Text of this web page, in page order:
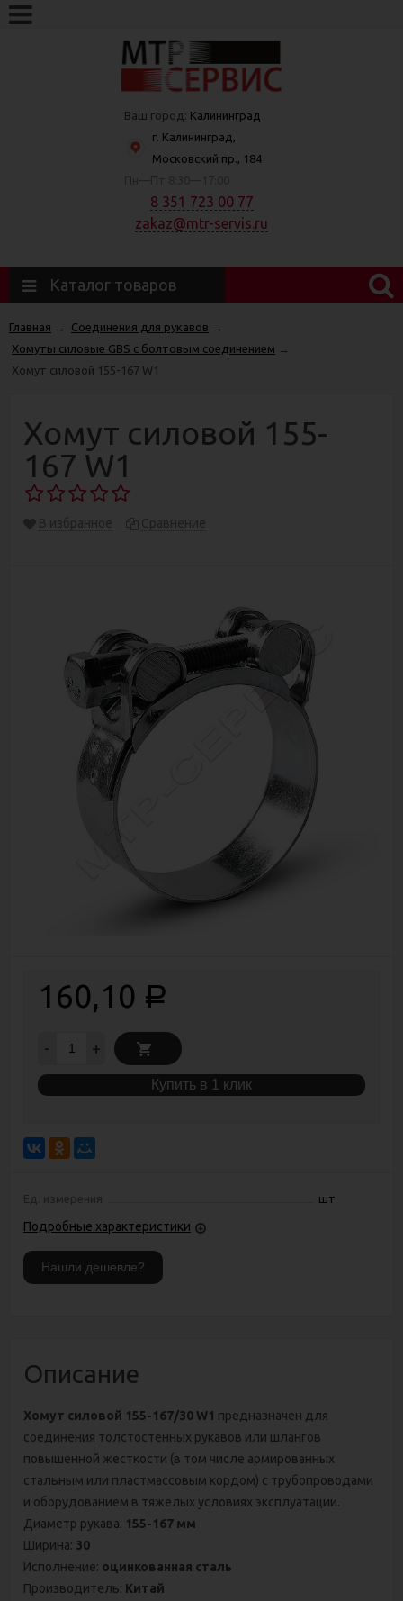
Ваш город: Калининград
г. Калининград,
Московский пр., 184
8 351 723 00 77
zakaz@mtr-servis.ru
Каталог товаров
Главная Соединения для рукавов
Хомуты силовые GBS с болтовым соединением
Хомут силовой 155-167 W1
Хомут силовой 155-
167 W1
160,10 Р
- +
Купить в 1 клик
Ед. измерения шт
Подробные характеристики
Описание
Хомут силовой 155-167/30 W1 предназначен для
соединения толстостенных рукавов или шлангов
повышенной жесткости (в том числе армированных
стальным или пластмассовым кордом) с трубопроводами
и оборудованием в тяжелых условиях эксплуатации.
Диаметр рукава: 155-167 мм
Ширина: 30
Исполнение: оцинкованная сталь
Производитель: Китай